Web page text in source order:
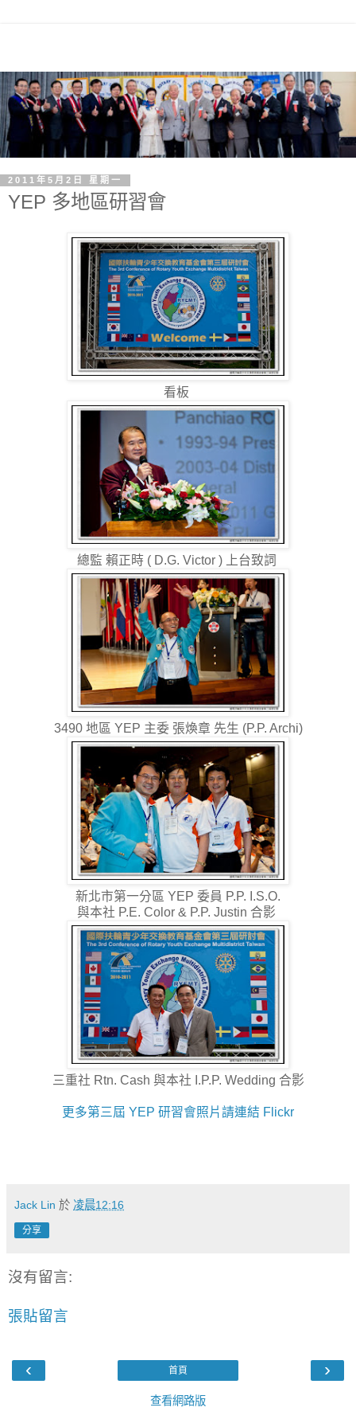
2011年5月2日 星期一
YEP 多地區研習會
看板
總監 賴正時 ( D.G. Victor ) 上台致詞
3490 地區 YEP 主委 張煥章 先生 (P.P. Archi)
新北市第一分區 YEP 委員 P.P. I.S.O.
與本社 P.E. Color & P.P. Justin 合影
三重社 Rtn. Cash 與本社 I.P.P. Wedding 合影
更多第三屆 YEP 研習會照片請連結 Flickr
Jack Lin 於 凌晨12:16
分享
沒有留言:
張貼留言
‹ ›
首頁
查看網路版